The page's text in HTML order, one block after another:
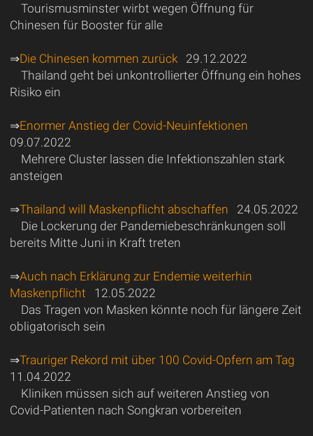
Tourismusminster wirbt wegen Öffnung für
Chinesen für Booster für alle
⇒Die Chinesen kommen zurück29.12.2022
Thailand geht bei unkontrollierter Öffnung ein hohes
Risiko ein
⇒Enormer Anstieg der Covid-Neuinfektionen
09.07.2022
Mehrere Cluster lassen die Infektionszahlen stark
ansteigen
⇒Thailand will Maskenpflicht abschaffen 24.05.2022
Die Lockerung der Pandemiebeschränkungen soll
bereits Mitte Juni in Kraft treten
⇒Auch nach Erklärung zur Endemie weiterhin
Maskenpflicht
12.05.2022
Das Tragen von Masken könnte noch für längere Zeit
obligatorisch sein
⇒Trauriger Rekord mit über 100 Covid-Opfern am Tag
11.04.2022
Kliniken müssen sich auf weiteren Anstieg von
Covid-Patienten nach Songkran vorbereiten